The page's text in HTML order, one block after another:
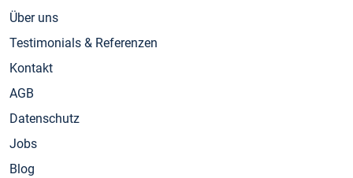
Über uns
Testimonials & Referenzen
Kontakt
AGB
Datenschutz
Jobs
Blog